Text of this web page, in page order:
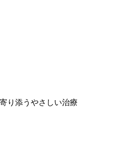
り添うやさしい治療